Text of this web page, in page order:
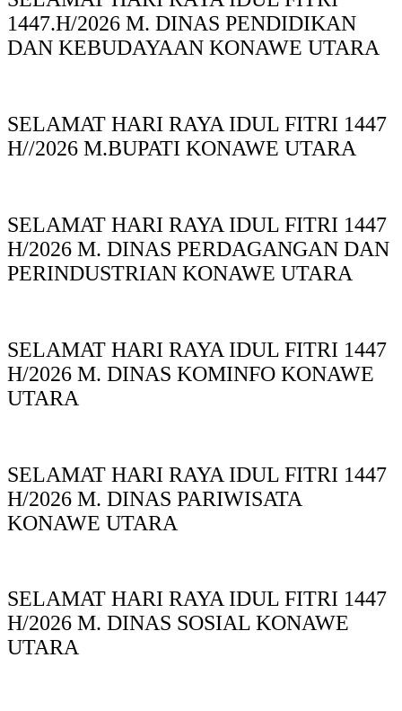
1447.H/2026 M. DINAS PENDIDIKAN
DAN KEBUDAYAAN KONAWE UTARA
SELAMAT HARI RAYA IDUL FITRI 1447
H//2026 M.BUPATI KONAWE UTARA
SELAMAT HARI RAYA IDUL FITRI 1447
H/2026 M. DINAS PERDAGANGAN DAN
PERINDUSTRIAN KONAWE UTARA
SELAMAT HARI RAYA IDUL FITRI 1447
H/2026 M. DINAS KOMINFO KONAWE
UTARA
SELAMAT HARI RAYA IDUL FITRI 1447
H/2026 M. DINAS PARIWISATA
KONAWE UTARA
SELAMAT HARI RAYA IDUL FITRI 1447
H/2026 M. DINAS SOSIAL KONAWE
UTARA